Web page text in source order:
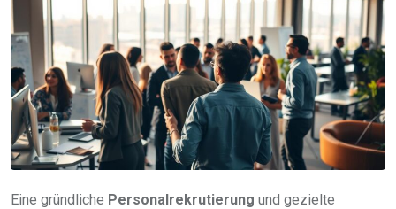
Eine gründliche Personalrekrutierung und gezielte